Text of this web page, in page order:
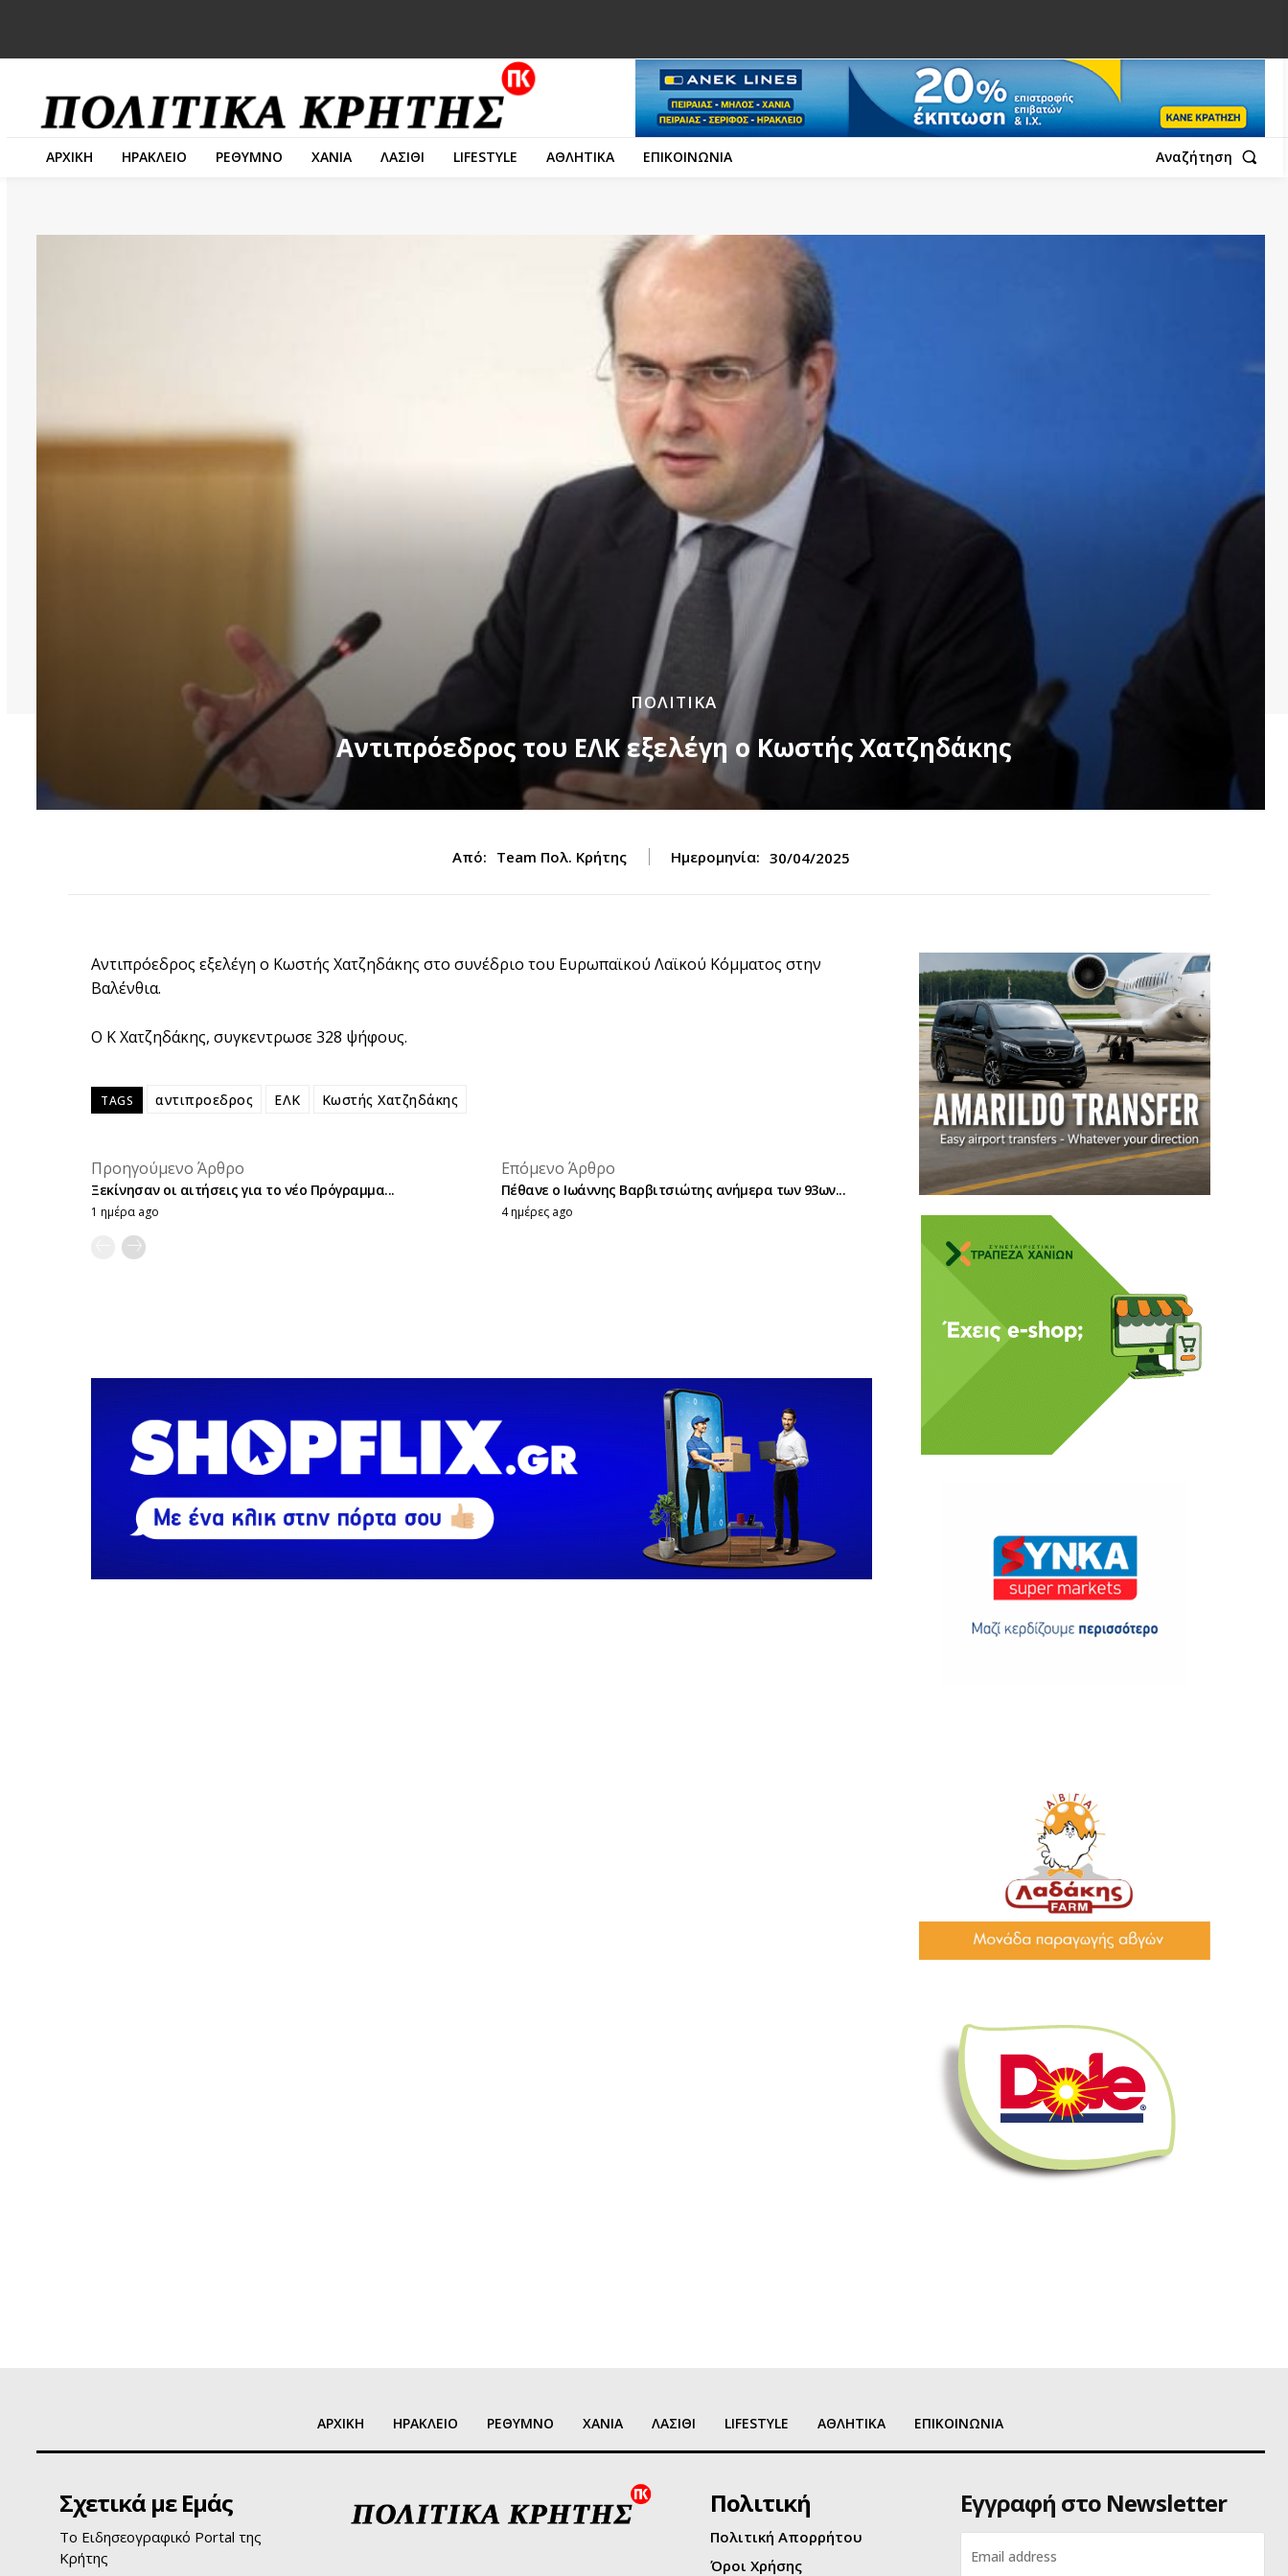
ΑΡΧΙΚΗ ΗΡΑΚΛΕΙΟ ΡΕΘΥΜΝΟ ΧΑΝΙΑ ΛΑΣΙΘΙ LIFESTYLE ΑΘΛΗΤΙΚΑ ΕΠΙΚΟΙΝΩΝΙΑ Αναζήτηση
ΠΟΛΙΤΙΚΑ
Αντιπρόεδρος του ΕΛΚ εξελέγη ο Κωστής Χατζηδάκης
Από: Team Πολ. Κρήτης Ημερομηνία: 30/04/2025
Αντιπρόεδρος εξελέγη ο Κωστής Χατζηδάκης στο συνέδριο του Ευρωπαϊκού Λαϊκού Κόμματος στην
Βαλένθια.
Ο Κ Χατζηδάκης, συγκεντρωσε 328 ψήφους.
TAGS αντιπροεδρος ΕΛΚ Κωστής Χατζηδάκης
Προηγούμενο Άρθρο placeholder text
Επόμενο Άρθρο
Ξεκίνησαν οι αιτήσεις για το νέο Πρόγραμμα...
1 ημέρα ago
Πέθανε ο Ιωάννης Βαρβιτσιώτης ανήμερα των 93ων...
4 ημέρες ago
ΑΡΧΙΚΗ ΗΡΑΚΛΕΙΟ ΡΕΘΥΜΝΟ ΧΑΝΙΑ ΛΑΣΙΘΙ LIFESTYLE ΑΘΛΗΤΙΚΑ ΕΠΙΚΟΙΝΩΝΙΑ
Σχετικά με Εμάς
Το Ειδησεογραφικό Portal της
Κρήτης
Πολιτική
Πολιτική Απορρήτου
Όροι Χρήσης
Εγγραφή στο Newsletter